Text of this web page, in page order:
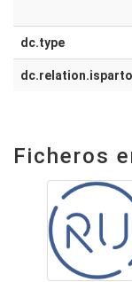
dc.type
Ficheros